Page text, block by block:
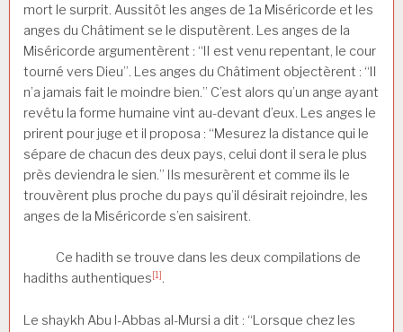
mort le surprit. Aussitôt les anges de 1a Miséricorde et les
anges du Châtiment se le disputèrent. Les anges de la
Miséricorde argumentèrent : “II est venu repentant, le cour
tourné vers Dieu”. Les anges du Châtiment objectèrent : “II
n’a jamais fait le moindre bien.” C’est alors qu’un ange ayant
revêtu la forme humaine vint au-devant d’eux. Les anges le
prirent pour juge et il proposa : “Mesurez la distance qui le
sépare de chacun des deux pays, celui dont il sera le plus
près deviendra le sien.” Ils mesurèrent et comme ils le
trouvèrent plus proche du pays qu’il désirait rejoindre, les
anges de la Miséricorde s’en saisirent.
Ce hadith se trouve dans les deux compilations de
hadiths authentiques[1].
Le shaykh Abu l-Abbas al-Mursi a dit : “Lorsque chez les